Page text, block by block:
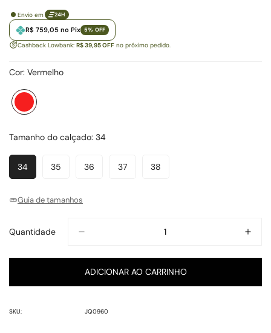
Envio em 24H
R$ 759,05 no Pix 5% OFF
Cashback Lowbank: R$ 39,95 OFF no próximo pedido.
Cor: Vermelho
Vermelho
Variante
ou
Tamanho do calçado: 34
34Variante
Esgotada
Indisponível
35Variante
Indisponível
36Variante37Variante38Variante
Guia de tamanhos
Quantidade
ADICIONAR AO CARRINHO
SKU: JQ0960